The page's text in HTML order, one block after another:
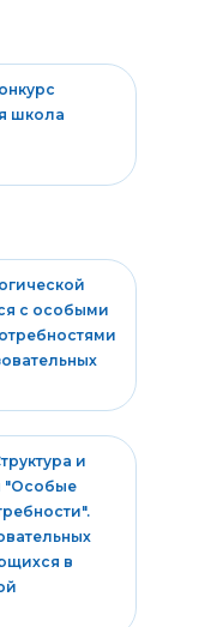
школа
с особыми
и
"Особые
в